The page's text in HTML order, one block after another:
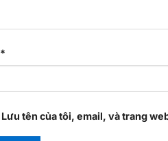
*
Lưu tên của tôi, email, và trang